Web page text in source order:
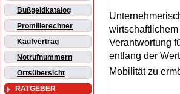
Bußgeldkatalog
Promillerechner
Kaufvertrag
Notrufnummern
Ortsübersicht
RATGEBER
Verantwortung
entlang der
Mobilität zu